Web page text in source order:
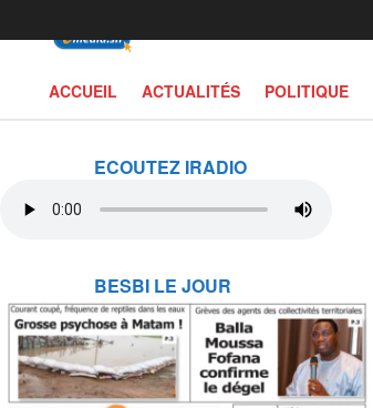
ECOUTEZ IRADIO
BESBI LE JOUR
ACCUEIL ACTUALITÉS POLITIQUE